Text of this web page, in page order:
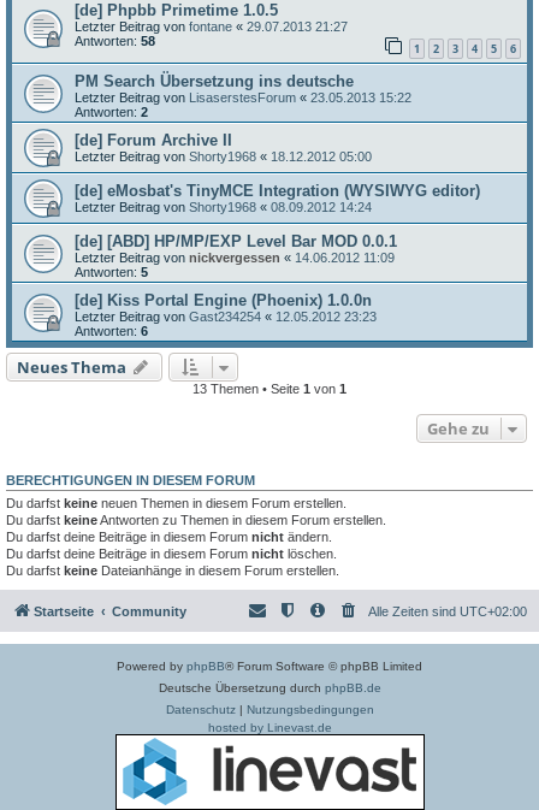
[de] Phpbb Primetime 1.0.5
Letzter Beitrag von fontane « 29.07.2013 21:27
Antworten: 58 1 2 3 4 5 6
PM Search Übersetzung ins deutsche
Letzter Beitrag von LisaserstesForum « 23.05.2013 15:22
Antworten: 2
[de] Forum Archive II
Letzter Beitrag von Shorty1968 « 18.12.2012 05:00
[de] eMosbat's TinyMCE Integration (WYSIWYG editor)
Letzter Beitrag von Shorty1968 « 08.09.2012 14:24
[de] [ABD] HP/MP/EXP Level Bar MOD 0.0.1
Letzter Beitrag von nickvergessen « 14.06.2012 11:09
Antworten: 5
[de] Kiss Portal Engine (Phoenix) 1.0.0n
Letzter Beitrag von Gast234254 « 12.05.2012 23:23
Antworten: 6
Neues Thema
13 Themen • Seite 1 von 1
Gehe zu
BERECHTIGUNGEN IN DIESEM FORUM
Du darfst keine neuen Themen in diesem Forum erstellen.
Du darfst keineAntworten zu Themen in diesem Forum erstellen.
Du darfst deine Beiträge in diesem Forum nicht ändern.
Du darfst deine Beiträge in diesem Forum nicht löschen.
Du darfst keine Dateianhänge in diesem Forum erstellen.
Startseite Community Alle Zeiten sind UTC+02:00
Powered by phpBB® Forum Software © phpBB Limited
Deutsche Übersetzung durch phpBB.de
Datenschutz|
Nutzungsbedingungen
hosted by Linevast.de